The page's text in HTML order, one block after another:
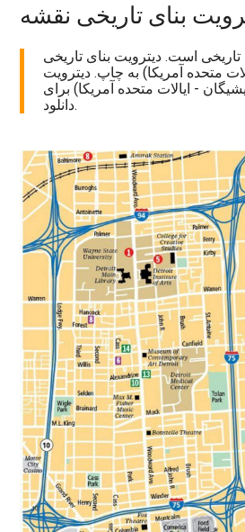
بنای تاریخی نقشه
تاریخی است. دیترویت بنای تاریخی
متحده آمریکا) به چاپ. دیترویت
- ایالات متحده آمریکا) برای
دانلود.